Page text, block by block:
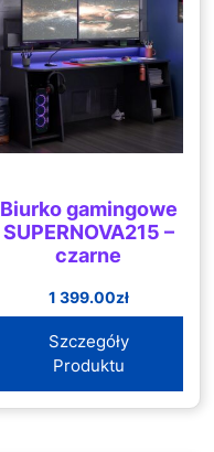
Biurko gamingowe
SUPERNOVA215 –
czarne
1 399.00zł
Szczegóły
Produktu